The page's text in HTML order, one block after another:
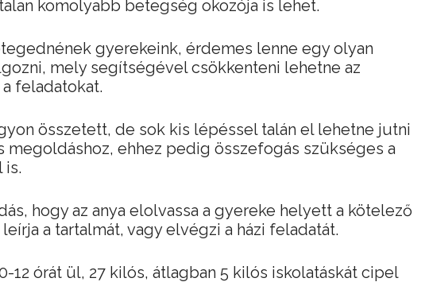
komolyabb betegség okozója is lehet.
gyerekeink, érdemes lenne egy olyan
mely segítségével csökkenteni lehetne az
feladatokat.
összetett, de sok kis lépéssel talán el lehetne jutni
megoldáshoz, ehhez pedig összefogás szükséges a
is.
hogy az anya elolvassa a gyereke helyett a kötelező
a tartalmát, vagy elvégzi a házi feladatát.
12 órát ül, 27 kilós, átlagban 5 kilós iskolatáskát cipel